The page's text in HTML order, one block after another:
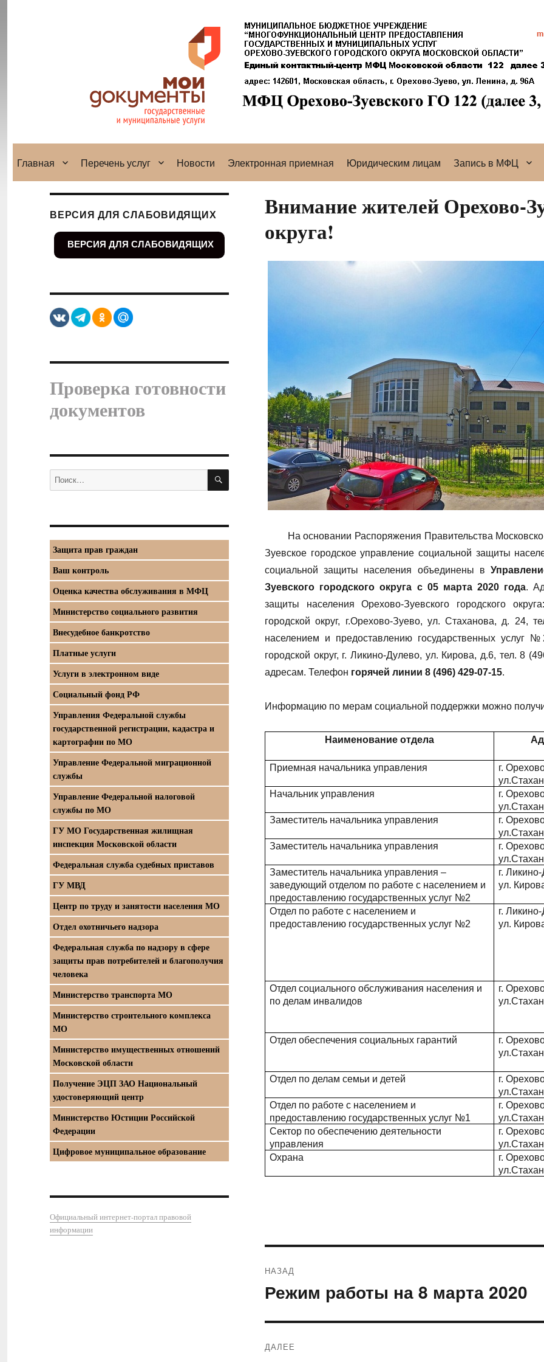
Главная Перечень услуг Новости Электронная приемная Юридическим лицам Запись в МФЦ
Внимание жителей Орехово-
округа!
На основании Распоряжения Правительства
Зуевское городское управление социальной защиты
социальной защиты населения объединены в
Зуевского городского округа с 05 марта 2020 года.
защиты населения Орехово-Зуевского городского
городской округ, г.Орехово-Зуево, ул. Стаханова, д. 24,
населением и предоставлению государственных услуг
городской округ, г. Ликино-Дулево, ул. Кирова, д.6, тел. 8
адресам. Телефон горячей линии 8 (496) 429-07-15.
Информацию по мерам социальной поддержки можно
Наименование отдела
Приемная начальника управления
г.
Начальник управления
г.
Заместитель начальника управления
г.
Заместитель начальника управления
г.
Заместитель начальника управления –
заведующий отделом по работе с населением и
предоставлению государственных услуг №2
г.
ул.
Отдел по работе с населением и
предоставлению государственных услуг №2
г.
ул.
Отдел социального обслуживания населения и
по делам инвалидов
г.
Отдел обеспечения социальных гарантий
г.
Отдел по делам семьи и детей
г.
Отдел по работе с населением и
предоставлению государственных услуг №1
г.
Сектор по обеспечению деятельности
управления
г.
Охрана
г.
по
НАЗАД
Предыдущая
Режим работы на 8 марта 2020
ДАЛЕЕ
ВЕРСИЯ ДЛЯ СЛАБОВИДЯЩИХ
ВЕРСИЯ ДЛЯ СЛАБОВИДЯЩИХ
Проверка готовности
документов
Искать: ПОИСК
Защита прав граждан
Ваш контроль
Оценка качества обслуживания в МФЦ
Министерство социального развития
Внесудебное банкротство
Платные услуги
Услуги в электронном виде
Социальный фонд РФ
Управления Федеральной службы
государственной регистрации, кадастра и
картографии по МО
Управление Федеральной миграционной
службы
Управление Федеральной налоговой
службы по МО
ГУ МО Государственная жилищная
инспекция Московской области
Федеральная служба судебных приставов
ГУ МВД
Центр по труду и занятости населения МО
Отдел охотничьего надзора
Федеральная служба по надзору в сфере
защиты прав потребителей и благополучия
человека
Министерство транспорта МО
Министерство строительного комплекса
МО
Министерство имущественных отношений
Московской области
Получение ЭЦП ЗАО Национальный
удостоверяющий центр
Министерство Юстиции Российской
Федерации
Цифровое муниципальное образование
Официальный интернет-портал правовой
информации